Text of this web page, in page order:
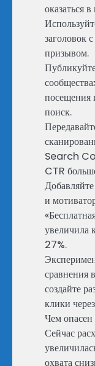
оказаться
призывом.
посещения
поиск.
Search
CTR
и
увеличила
27%.
сравнения
создайте
клики
Чем опасен
Сейчас
охвата